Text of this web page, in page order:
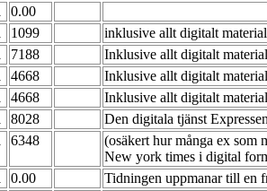
0.00
1099 inklusive allt digitalt material
7188 Inklusive allt digitalt
4668 Inklusive allt digitalt
4668 Inklusive allt digitalt
8028 Den digitala tjänst
6348
(osäkert hur många ex som
New york times i digital
0.00 Tidningen uppmanar till en